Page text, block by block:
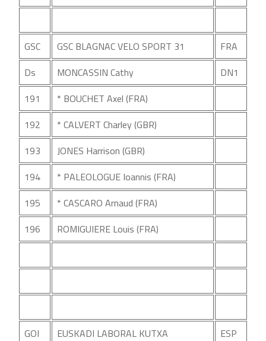
GSC GSC BLAGNAC VELO SPORT 31
FRA
Ds
MONCASSIN Cathy
DN1
191
* BOUCHET Axel (FRA)
192
* CALVERT Charley (GBR)
193
JONES Harrison (GBR)
194
* PALEOLOGUE Ioannis (FRA)
195
* CASCARO Arnaud (FRA)
196
ROMIGUIERE Louis (FRA)
GOI EUSKADI LABORAL KUTXA ESP